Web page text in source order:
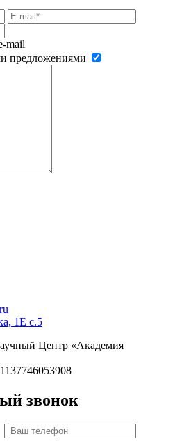
mail
предложениями
1Е с.5
Центр «Академия
звонок